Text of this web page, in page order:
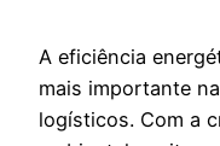
A eficiência
mais importante
logísticos. Com a